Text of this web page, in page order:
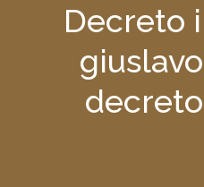
Decreto